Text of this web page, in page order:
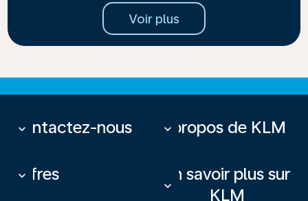
Voir plus
Contactez-nous
keyboard_arrow_down À propos de KLM
keyboard_arrow_down
Offres
keyboard_arrow_down
En savoir plus sur
KLM
keyboard_arrow_down